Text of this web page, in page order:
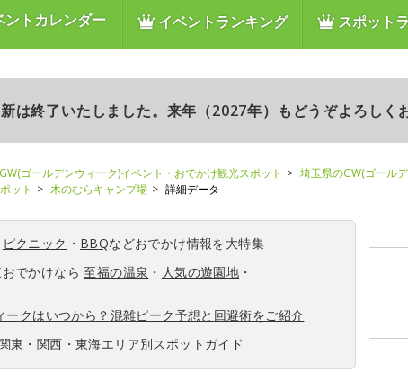
トカレンダー イベントランキング スポット
は終了いたしました。来年（2027年）もどうぞよろしく
ゴールデンウィーク)イベント・おでかけ観光スポット
埼玉県のGW(ゴール
ット
木のむらキャンプ場 詳細データ
ピクニック ・ BBQなどおでかけ情報を大特集
おでかけなら至福の温泉 ・ 人気の遊園地 ・
クはいつから？混雑ピーク予想と回避術をご紹介
東・関西・東海エリア別スポットガイド